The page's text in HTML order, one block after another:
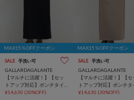
MAX15％OFFクーポン
SALE 手洗い可
GALLARDAGALANTE
【マルチに活躍！】【セッ
トアップ対応】ポンチタイ
トスカート
¥14,630 (30%OFF)
MAX15％OFFクーポン
SALE 手洗い可
GALLARDAGALANTE
【マルチに活躍！】【セ
トアップ対応】ポンチタ
トスカート
¥14,630 (30%OFF)